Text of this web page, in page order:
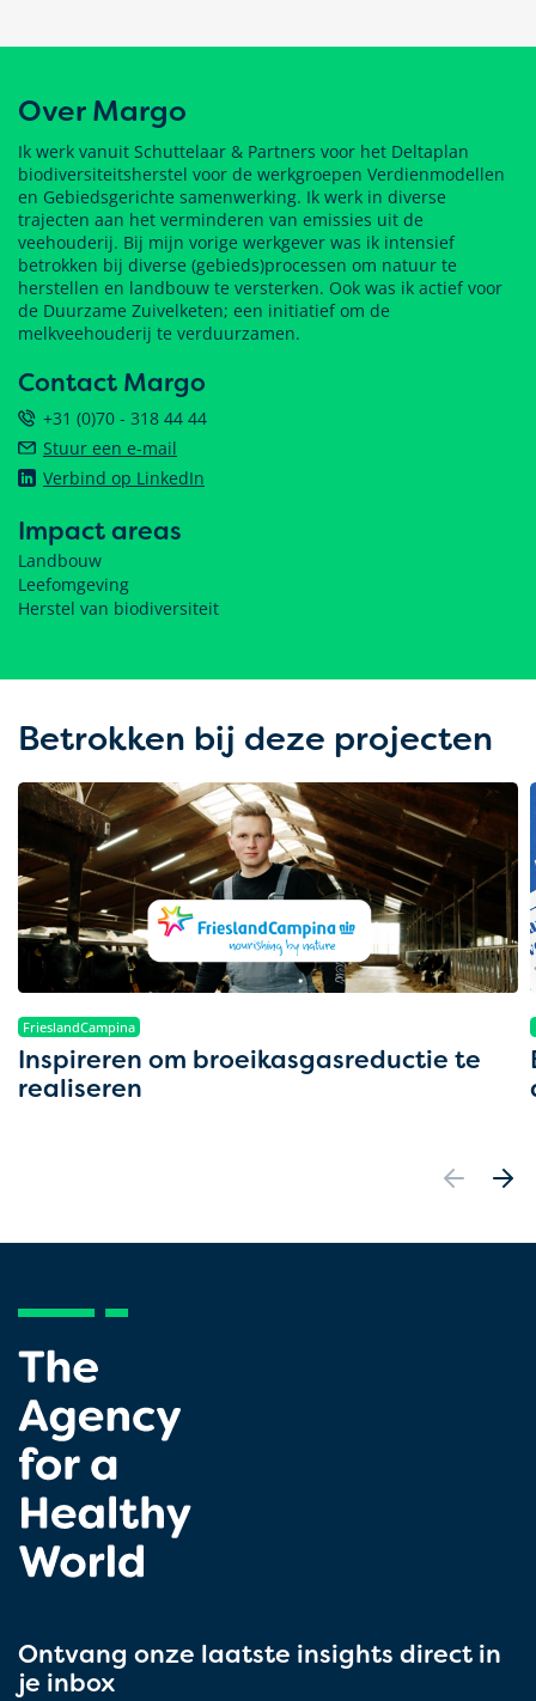
Over Margo
Ik werk vanuit Schuttelaar & Partners voor het Deltaplan
biodiversiteitsherstel voor de werkgroepen Verdienmodellen
en Gebiedsgerichte samenwerking. Ik werk in diverse
trajecten aan het verminderen van emissies uit de
veehouderij. Bij mijn vorige werkgever was ik intensief
betrokken bij diverse (gebieds)processen om natuur te
herstellen en landbouw te versterken. Ook was ik actief voor
de Duurzame Zuivelketen; een initiatief om de
melkveehouderij te verduurzamen.
Contact Margo
+31 (0)70 - 318 44 44
Stuur een e-mail
Verbind op LinkedIn
Impact areas
Landbouw
Leefomgeving
Herstel van biodiversiteit
Betrokken bij deze projecten
FrieslandCampina
Inspireren om broeikasgasreductie te
realiseren
Ontvang onze laatste insights direct in
je inbox